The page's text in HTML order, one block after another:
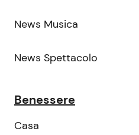
News Musica
News Spettacolo
Benessere
Casa